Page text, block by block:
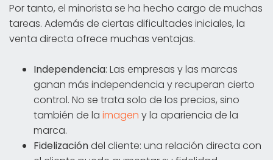
Por tanto, el minorista se ha hecho cargo de muchas
tareas. Además de ciertas dificultades iniciales, la
venta directa ofrece muchas ventajas.
Independencia: Las empresas y las marcas
ganan más independencia y recuperan cierto
control. No se trata solo de los precios, sino
también de la imagen y la apariencia de la
marca.
Fidelizacióndel cliente: una relación directa con